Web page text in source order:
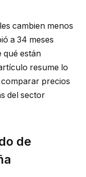
cambien menos
a 34 meses
qué están
resume lo
precios
del sector
de